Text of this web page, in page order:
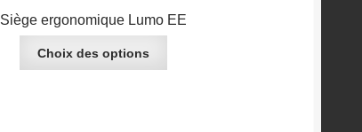
Siège ergonomique Lumo EE
Choix des options